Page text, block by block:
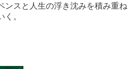
ンスと人生の浮き沈みを積み重ね
。